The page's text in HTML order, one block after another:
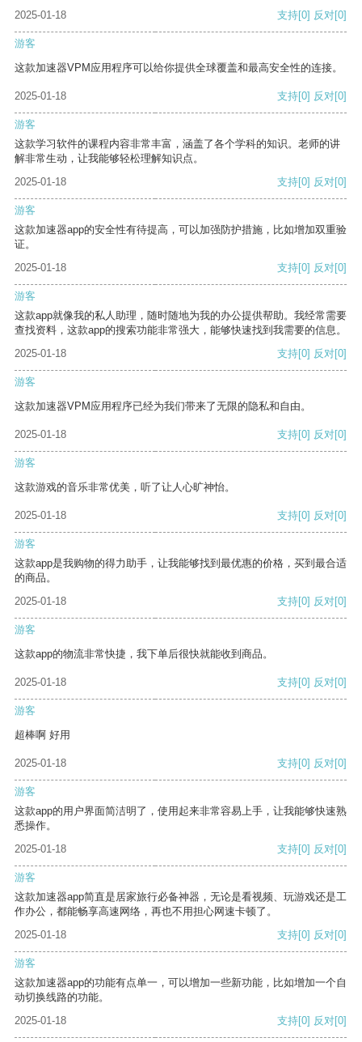
2025-01-18 支持[0] 反对[0]
游客
这款加速器VPM应用程序可以给你提供全球覆盖和最高安全性的连接。
2025-01-18 支持[0] 反对[0]
游客
这款学习软件的课程内容非常丰富，涵盖了各个学科的知识。老师的讲
解非常生动，让我能够轻松理解知识点。
2025-01-18
支持[0] 反对[0]
游客
这款加速器app的安全性有待提高，可以加强防护措施，比如增加双重验
证。
2025-01-18
支持[0] 反对[0]
游客
这款app就像我的私人助理，随时随地为我的办公提供帮助。我经常需要
查找资料，这款app的搜索功能非常强大，能够快速找到我需要的信息。
2025-01-18
支持[0] 反对[0]
游客
这款加速器VPM应用程序已经为我们带来了无限的隐私和自由。
2025-01-18 支持[0] 反对[0]
游客
这款游戏的音乐非常优美，听了让人心旷神怡。
2025-01-18 支持[0] 反对[0]
游客
这款app是我购物的得力助手，让我能够找到最优惠的价格，买到最合适
的商品。
2025-01-18
支持[0] 反对[0]
游客
这款app的物流非常快捷，我下单后很快就能收到商品。
2025-01-18 支持[0] 反对[0]
游客
超棒啊 好用
2025-01-18 支持[0] 反对[0]
游客
这款app的用户界面简洁明了，使用起来非常容易上手，让我能够快速熟
悉操作。
2025-01-18
支持[0] 反对[0]
游客
这款加速器app简直是居家旅行必备神器，无论是看视频、玩游戏还是工
作办公，都能畅享高速网络，再也不用担心网速卡顿了。
2025-01-18
支持[0] 反对[0]
游客
这款加速器app的功能有点单一，可以增加一些新功能，比如增加一个自
动切换线路的功能。
2025-01-18
支持[0] 反对[0]